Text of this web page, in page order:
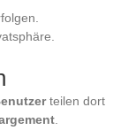
teilen dort